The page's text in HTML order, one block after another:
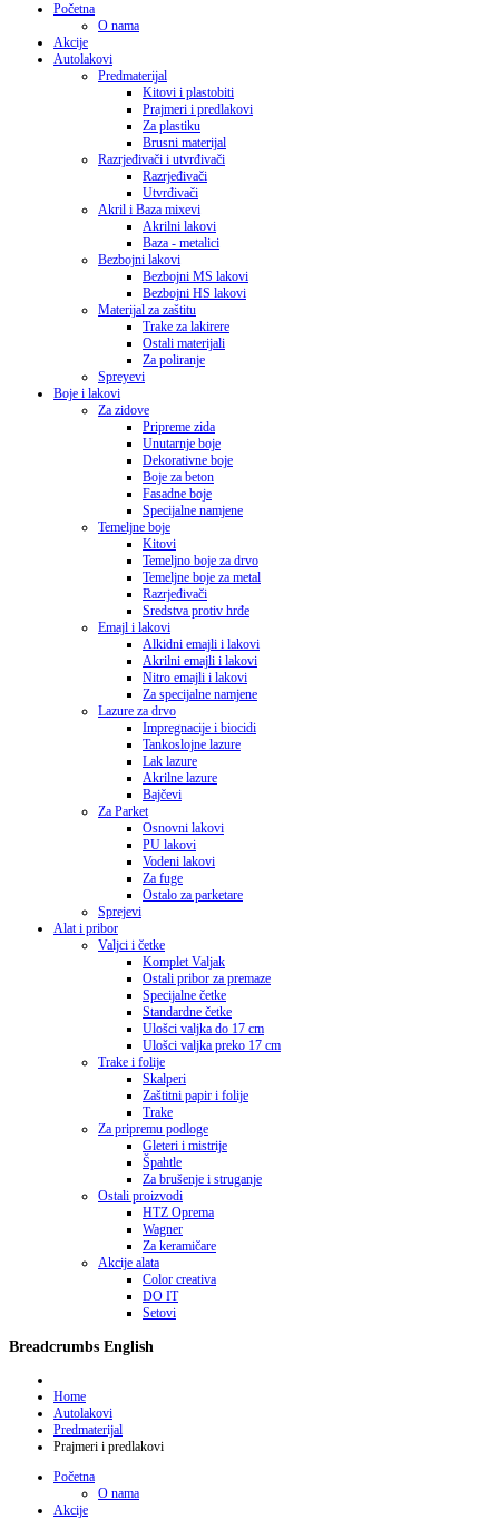
Početna
O nama
Akcije
Autolakovi
Predmaterijal
Kitovi i plastobiti
Prajmeri i predlakovi
Za plastiku
Brusni materijal
Razrjeđivači i utvrđivači
Razrjeđivači
Utvrđivači
Akril i Baza mixevi
Akrilni lakovi
Baza - metalici
Bezbojni lakovi
Bezbojni MS lakovi
Bezbojni HS lakovi
Materijal za zaštitu
Trake za lakirere
Ostali materijali
Za poliranje
Spreyevi
Boje i lakovi
Za zidove
Pripreme zida
Unutarnje boje
Dekorativne boje
Boje za beton
Fasadne boje
Specijalne namjene
Temeljne boje
Kitovi
Temeljno boje za drvo
Temeljne boje za metal
Razrjeđivači
Sredstva protiv hrđe
Emajl i lakovi
Alkidni emajli i lakovi
Akrilni emajli i lakovi
Nitro emajli i lakovi
Za specijalne namjene
Lazure za drvo
Impregnacije i biocidi
Tankoslojne lazure
Lak lazure
Akrilne lazure
Bajčevi
Za Parket
Osnovni lakovi
PU lakovi
Vodeni lakovi
Za fuge
Ostalo za parketare
Sprejevi
Alat i pribor
Valjci i četke
Komplet Valjak
Ostali pribor za premaze
Specijalne četke
Standardne četke
Ulošci valjka do 17 cm
Ulošci valjka preko 17 cm
Trake i folije
Skalperi
Zaštitni papir i folije
Trake
Za pripremu podloge
Gleteri i mistrije
Špahtle
Za brušenje i struganje
Ostali proizvodi
HTZ Oprema
Wagner
Za keramičare
Akcije alata
Color creativa
DO IT
Setovi
Breadcrumbs English
Home
Autolakovi
Predmaterijal
Prajmeri i predlakovi
Početna
O nama
Akcije